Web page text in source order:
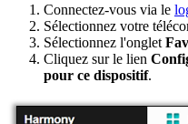
Connectez-vous via le
Sélectionnez votre
Sélectionnez l'onglet
Cliquez sur le lien
pour ce dispositif.